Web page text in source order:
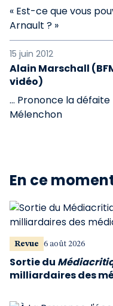
« Est-ce que vous
Arnault ? »
15 juin 2012
Alain Marschall
vidéo)
… Prononce la
Mélenchon
En ce
Revue 6 août 2026
Sortie du
milliardaires des